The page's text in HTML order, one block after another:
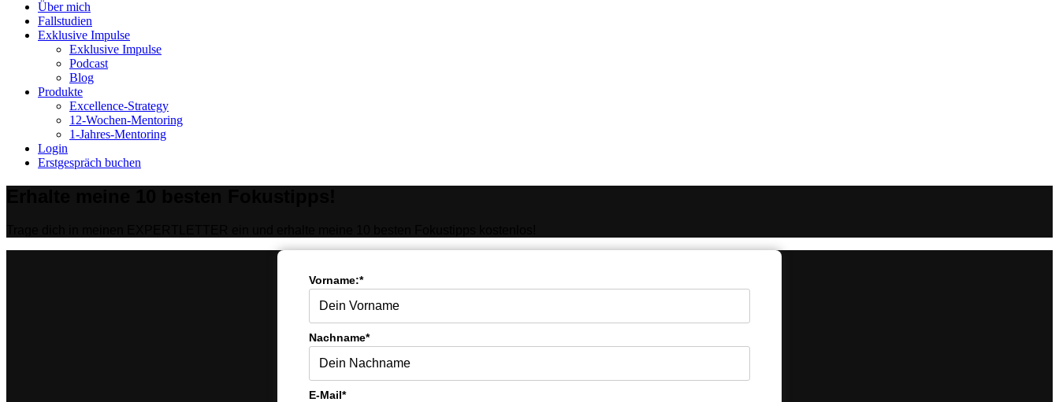
Close
Menu
Über mich
Fallstudien
Exklusive Impulse
Exklusive Impulse
Podcast
Blog
Produkte
Excellence-Strategy
12-Wochen-Mentoring
1-Jahres-Mentoring
Login
Erstgespräch buchen
Vorname:*
Nachname*
E-Mail*